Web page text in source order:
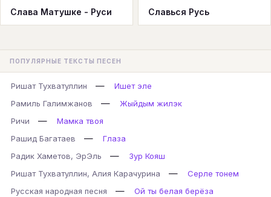
Слава Матушке - Руси Славься Русь
ПОПУЛЯРНЫЕ ТЕКСТЫ ПЕСЕН
Ришат Тухватуллин —
Ишет эле
Рамиль Галимжанов
—
Жыйдым жилэк
Ричи
—
Мамка твоя
Рашид Багатаев
—
Глаза
Радик Хаметов, ЭрЭль
—
Зур Кояш
Ришат Тухватуллин, Алия Карачурина
—
Серле тонем
Русская народная песня
—
Ой ты белая берёза